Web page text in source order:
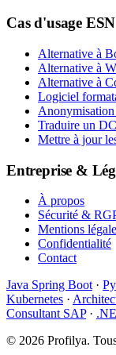
Cas d'usage ESN
Alternative à
Alternative à
Alternative à
Logiciel
Traduire un
Mettre à jour
Entreprise &
À propos
Sécurité &
Mentions
Confidentialité
Contact
Java Spring Boot ·
Kubernetes ·
Consultant SAP·
© 2026 Profilya.